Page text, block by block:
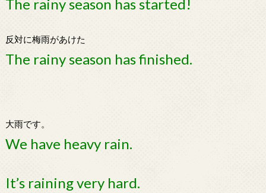
The rainy season has started!
反対に梅雨があけた
The rainy season has finished.
大雨です。
We have heavy rain.
It’s raining very hard.